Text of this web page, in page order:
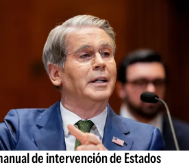
de intervención de Estados